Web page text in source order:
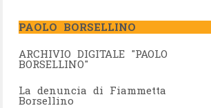
PAOLO BORSELLINO
ARCHIVIO DIGITALE "PAOLO
BORSELLINO"
La denuncia di Fiammetta
Borsellino